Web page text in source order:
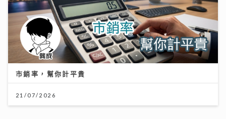
市銷率，幫你計平貴
21/07/2026